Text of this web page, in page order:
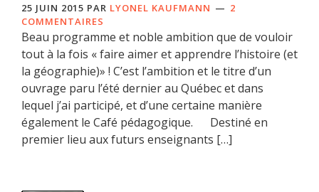
25 JUIN 2015 PAR LYONEL KAUFMANN
2
COMMENTAIRES
Beau programme et noble ambition que de vouloir
tout à la fois « faire aimer et apprendre l’histoire (et
la géographie)» ! C’est l’ambition et le titre d’un
ouvrage paru l’été dernier au Québec et dans
lequel j’ai participé, et d’une certaine manière
également le Café pédagogique. Destiné en
premier lieu aux futurs enseignants […]